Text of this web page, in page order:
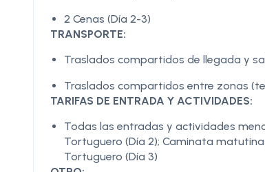
2 Cenas (Día 2-3)
TRANSPORTE:
Traslados compartidos de llegada y
Traslados compartidos entre zonas
TARIFAS DE ENTRADA Y ACTIVIDADES:
Todas las entradas y actividades
Tortuguero (Día 2); Caminata
Tortuguero (Día 3)